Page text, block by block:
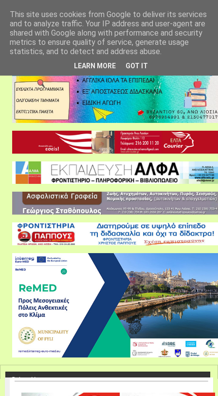
This site uses cookies from Google to deliver its services
and to analyze traffic. Your IP address and user-agent are
shared with Google along with performance and security
metrics to ensure quality of service, generate usage
statistics, and to detect and address abuse.
LEARN MORE GOT IT